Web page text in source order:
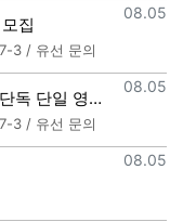
등록일
08.05
집
3 / 유선 문의
등록일
08.05
(대우건설 시공) 역대 최대 수수료 지급, 단독 단일 영업본부 선착순 모집 (팀,팀원 개별문의 가능)
3 / 유선 문의
등록일
08.05